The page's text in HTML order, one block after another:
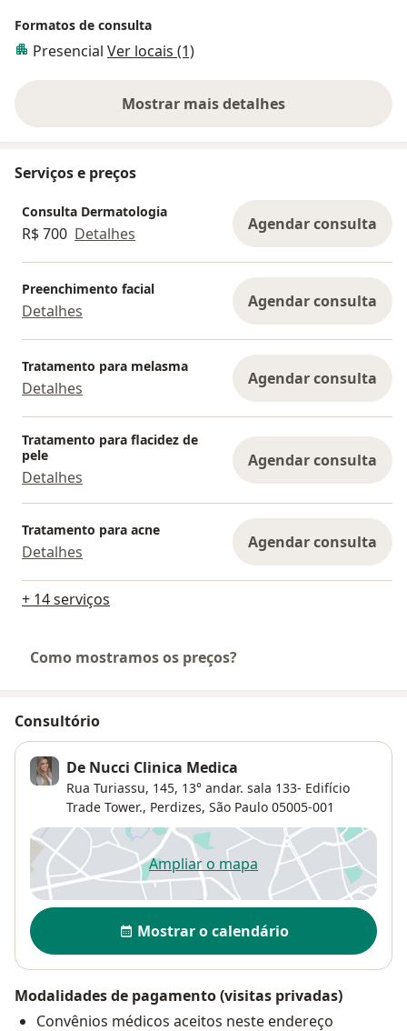
Formatos de consulta
Presencial Ver locais (1)
Mostrar mais detalhes
sobre a experiência
Serviços e preços
Consulta Dermatologia
R$ 700 Detalhes Agendar consulta
Preenchimento facial
Detalhes Agendar consulta
Tratamento para melasma
Detalhes Agendar consulta
Tratamento para flacidez de
pele
Detalhes
Agendar consulta
Tratamento para acne
Detalhes Agendar consulta
+ 14 serviços
Como mostramos os preços?
Consultório
De Nucci Clinica Medica
Rua Turiassu, 145, 13° andar. sala 133- Edifício
Trade Tower., Perdizes, São Paulo 05005-001
Ampliar o mapaabre num novo separador
Disponibilidade
Mostrar o calendário
Modalidades de pagamento (visitas privadas)
Convênios médicos aceitos neste endereço